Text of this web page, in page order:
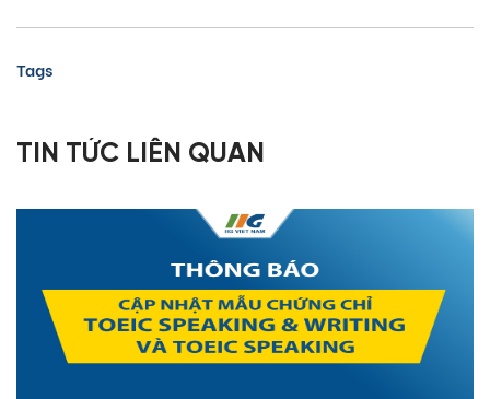
Tags
TIN TỨC LIÊN QUAN